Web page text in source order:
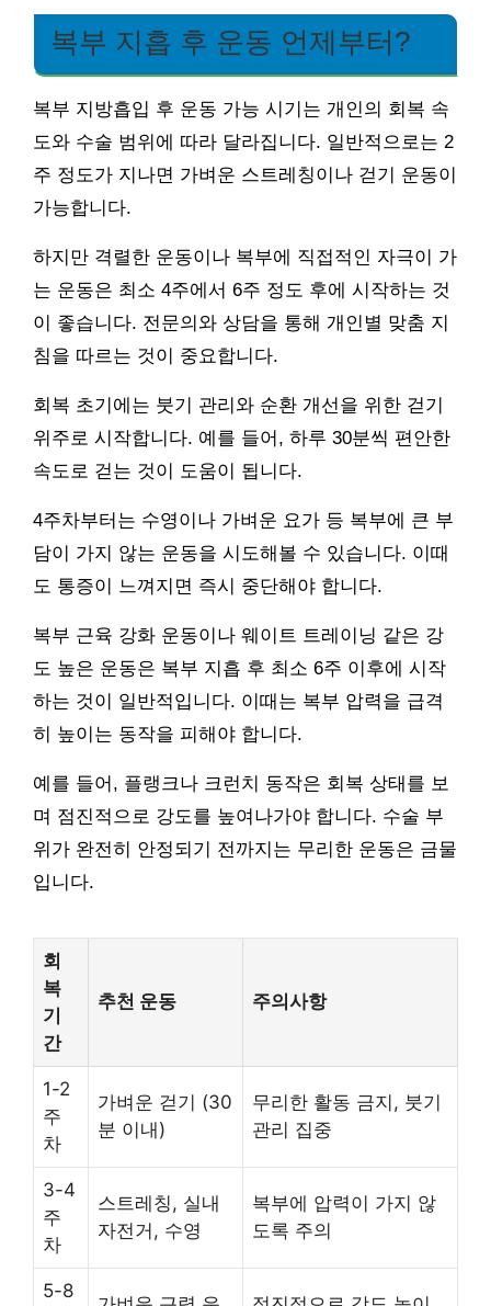
복부 지흡 후 운동 언제부터?
복부 지방흡입 후 운동 가능 시기는 개인의 회복 속
도와 수술 범위에 따라 달라집니다. 일반적으로는 2
주 정도가 지나면 가벼운 스트레칭이나 걷기 운동이
가능합니다.
하지만 격렬한 운동이나 복부에 직접적인 자극이 가
는 운동은 최소 4주에서 6주 정도 후에 시작하는 것
이 좋습니다. 전문의와 상담을 통해 개인별 맞춤 지
침을 따르는 것이 중요합니다.
회복 초기에는 붓기 관리와 순환 개선을 위한 걷기
위주로 시작합니다. 예를 들어, 하루 30분씩 편안한
속도로 걷는 것이 도움이 됩니다.
4주차부터는 수영이나 가벼운 요가 등 복부에 큰 부
담이 가지 않는 운동을 시도해볼 수 있습니다. 이때
도 통증이 느껴지면 즉시 중단해야 합니다.
복부 근육 강화 운동이나 웨이트 트레이닝 같은 강
도 높은 운동은 복부 지흡 후 최소 6주 이후에 시작
하는 것이 일반적입니다. 이때는 복부 압력을 급격
히 높이는 동작을 피해야 합니다.
예를 들어, 플랭크나 크런치 동작은 회복 상태를 보
며 점진적으로 강도를 높여나가야 합니다. 수술 부
위가 완전히 안정되기 전까지는 무리한 운동은 금물
입니다.
회
복
기
간
추천 운동 주의사항
1-2
주
차
가벼운 걷기 (30
분 이내)
무리한 활동 금지, 붓기
관리 집중
3-4
주
차
스트레칭, 실내
자전거, 수영
복부에 압력이 가지 않
도록 주의
5-8